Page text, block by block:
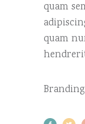
quam
quam
Branding